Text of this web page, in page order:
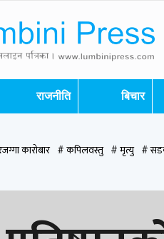
राजनीति बिचार
कारोबार # कपिलवस्तु # मृत्यु #
१ # चुन्न पौडेल # मन्दिर # सिद्धबाबा